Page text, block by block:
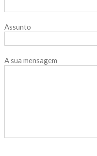
Assunto
A sua mensagem